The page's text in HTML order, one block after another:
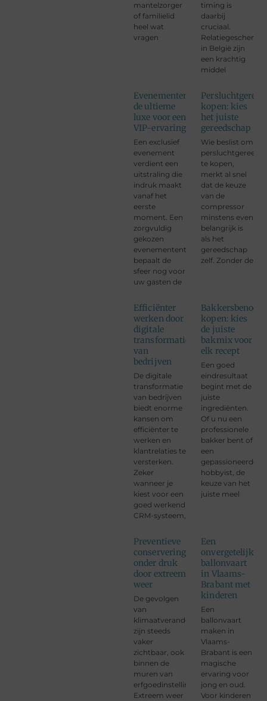
mantelzorger
of familielid
heel wat
vragen
timing is
daarbij
cruciaal.
in België zijn
een krachtig
middel
Evenemententapijt:
de ultieme
luxe voor een
VIP-ervaring
Een exclusief
evenement
verdient een
uitstraling die
indruk maakt
vanaf het
eerste
moment. Een
zorgvuldig
gekozen
evenemententapijt
bepaalt de
sfeer nog voor
uw gasten de
kopen: kies
het juiste
gereedschap
Wie beslist om
te kopen,
merkt al snel
dat de keuze
van de
compressor
minstens even
belangrijk is
als het
gereedschap
zelf. Zonder de
Efficiënter
werken door
digitale
transformatie
van
bedrijven
De digitale
transformatie
van bedrijven
biedt enorme
kansen om
efficiënter te
werken en
klantrelaties te
versterken.
Zeker
wanneer je
kiest voor een
goed werkend
CRM-systeem,
kopen: kies
de juiste
bakmix voor
elk recept
Een goed
eindresultaat
begint met de
juiste
ingrediënten.
Of u nu een
professionele
bakker bent of
een
gepassioneerde
hobbyist, de
keuze van het
juiste meel
Preventieve
conservering
onder druk
door extreem
weer
De gevolgen
van
klimaatverandering
zijn steeds
vaker
zichtbaar, ook
binnen de
muren van
erfgoedinstellingen.
Extreem weer
Een
onvergetelijke
ballonvaart
in Vlaams-
Brabant met
kinderen
Een
ballonvaart
maken in
Vlaams-
Brabant is een
magische
ervaring voor
jong en oud.
Voor kinderen